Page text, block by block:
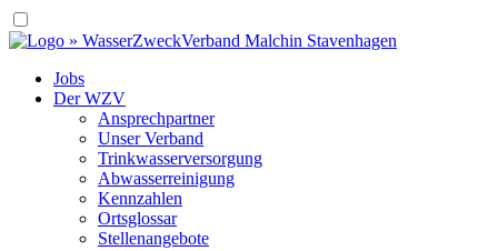
Jobs
Der WZV
Ansprechpartner
Unser Verband
Trinkwasser­versorgung
Abwasserreinigung
Kennzahlen
Ortsglossar
Stellenangebote